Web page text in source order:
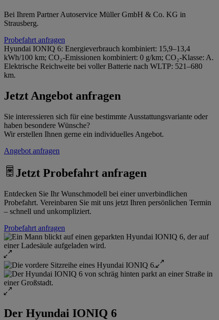
Bei Ihrem Partner Autoservice Müller GmbH & Co. KG in
Strausberg.
Probefahrt anfragen
Hyundai IONIQ 6: Energieverbrauch kombiniert: 15,9–13,4
kWh/100 km; CO₂-Emissionen kombiniert: 0 g/km; CO₂-Klasse: A.
Elektrische Reichweite bei voller Batterie nach WLTP: 521–680
km.
Jetzt Angebot anfragen
Sie interessieren sich für eine bestimmte Ausstattungsvariante oder
haben besondere Wünsche?
Wir erstellen Ihnen gerne ein individuelles Angebot.
Angebot anfragen
Jetzt Probefahrt anfragen
Entdecken Sie Ihr Wunschmodell bei einer unverbindlichen
Probefahrt. Vereinbaren Sie mit uns jetzt Ihren persönlichen Termin
– schnell und unkompliziert.
Probefahrt anfragen
Der Hyundai IONIQ 6